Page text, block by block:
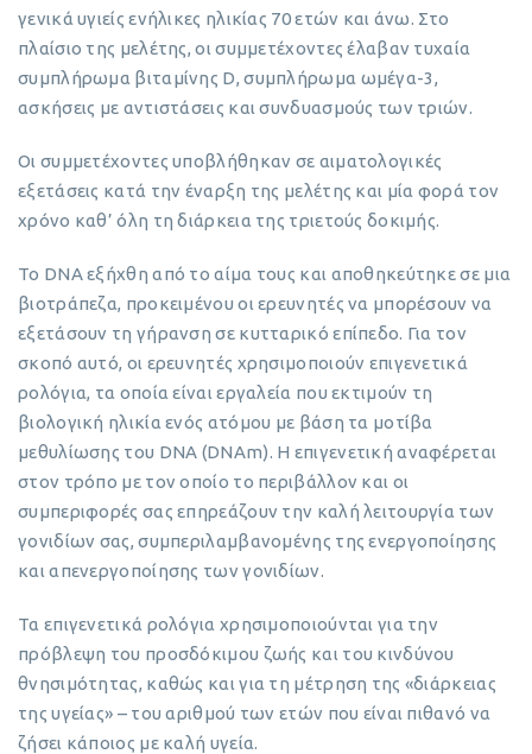
γενικά υγιείς ενήλικες ηλικίας 70 ετών και άνω. Στο
πλαίσιο της μελέτης, οι συμμετέχοντες έλαβαν τυχαία
συμπλήρωμα βιταμίνης D, συμπλήρωμα ωμέγα-3,
ασκήσεις με αντιστάσεις και συνδυασμούς των τριών.
Οι συμμετέχοντες υποβλήθηκαν σε αιματολογικές
εξετάσεις κατά την έναρξη της μελέτης και μία φορά τον
χρόνο καθ’ όλη τη διάρκεια της τριετούς δοκιμής.
Το DNA εξήχθη από το αίμα τους και αποθηκεύτηκε σε μια
βιοτράπεζα, προκειμένου οι ερευνητές να μπορέσουν να
εξετάσουν τη γήρανση σε κυτταρικό επίπεδο. Για τον
σκοπό αυτό, οι ερευνητές χρησιμοποιούν επιγενετικά
ρολόγια, τα οποία είναι εργαλεία που εκτιμούν τη
βιολογική ηλικία ενός ατόμου με βάση τα μοτίβα
μεθυλίωσης του DNA (DNAm). Η επιγενετική αναφέρεται
στον τρόπο με τον οποίο το περιβάλλον και οι
συμπεριφορές σας επηρεάζουν την καλή λειτουργία των
γονιδίων σας, συμπεριλαμβανομένης της ενεργοποίησης
και απενεργοποίησης των γονιδίων.
Τα επιγενετικά ρολόγια χρησιμοποιούνται για την
πρόβλεψη του προσδόκιμου ζωής και του κινδύνου
θνησιμότητας, καθώς και για τη μέτρηση της «διάρκειας
της υγείας» – του αριθμού των ετών που είναι πιθανό να
ζήσει κάποιος με καλή υγεία.